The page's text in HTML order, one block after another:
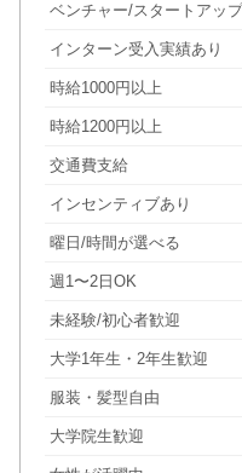
ベンチャー/スタートアップ
インターン受入実績あり
時給1000円以上
時給1200円以上
交通費支給
インセンティブあり
曜日/時間が選べる
週1〜2日OK
未経験/初心者歓迎
大学1年生・2年生歓迎
服装・髪型自由
大学院生歓迎